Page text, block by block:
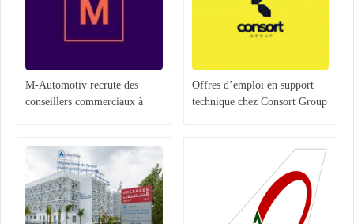
M-Automotiv recrute des
conseillers commerciaux à
Offres d’emploi en support
technique chez Consort Group